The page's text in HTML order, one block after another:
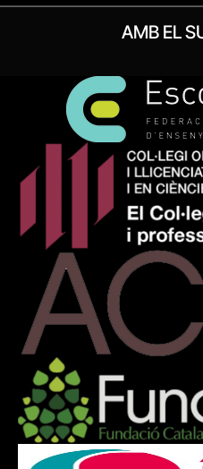
AMB EL